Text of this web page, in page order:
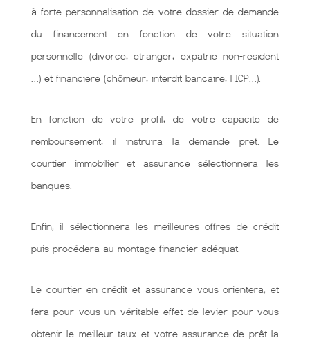
à forte personnalisation de votre dossier de demande
du financement en fonction de votre situation
personnelle (divorcé, étranger, expatrié non-résident
…) et financière (chômeur, interdit bancaire, FICP…).
En fonction de votre profil, de votre capacité de
remboursement, il instruira la demande pret. Le
courtier immobilier et assurance sélectionnera les
banques.
Enfin, il sélectionnera les meilleures offres de crédit
puis procédera au montage financier adéquat.
Le courtier en crédit et assurance vous orientera, et
fera pour vous un véritable effet de levier pour vous
obtenir le meilleur taux et votre assurance de prêt la